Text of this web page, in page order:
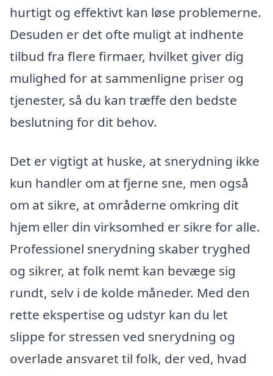
hurtigt og effektivt kan løse problemerne.
Desuden er det ofte muligt at indhente
tilbud fra flere firmaer, hvilket giver dig
mulighed for at sammenligne priser og
tjenester, så du kan træffe den bedste
beslutning for dit behov.
Det er vigtigt at huske, at snerydning ikke
kun handler om at fjerne sne, men også
om at sikre, at områderne omkring dit
hjem eller din virksomhed er sikre for alle.
Professionel snerydning skaber tryghed
og sikrer, at folk nemt kan bevæge sig
rundt, selv i de kolde måneder. Med den
rette ekspertise og udstyr kan du let
slippe for stressen ved snerydning og
overlade ansvaret til folk, der ved, hvad